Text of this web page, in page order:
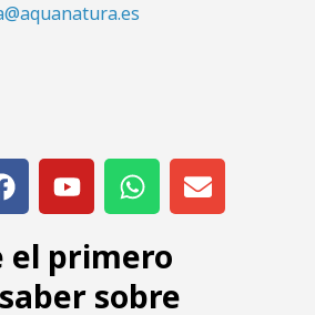
el primero
sobre